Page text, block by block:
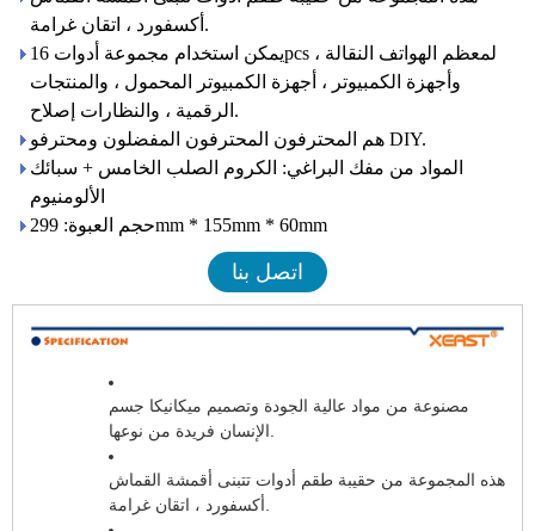
أكسفورد ، اتقان غرامة.
يمكن استخدام مجموعة أدوات 16pcs لمعظم الهواتف النقالة ،
وأجهزة الكمبيوتر ، أجهزة الكمبيوتر المحمول ، والمنتجات
الرقمية ، والنظارات إصلاح.
هم المحترفون المحترفون المفضلون ومحترفو DIY.
المواد من مفك البراغي: الكروم الصلب الخامس + سبائك
الألومنيوم
حجم العبوة: 299mm * 155mm * 60mm
اتصل بنا
مصنوعة من مواد عالية الجودة وتصميم ميكانيكا جسم
هذه المجموعة من حقيبة طقم أدوات تتبنى أقمشة القماش